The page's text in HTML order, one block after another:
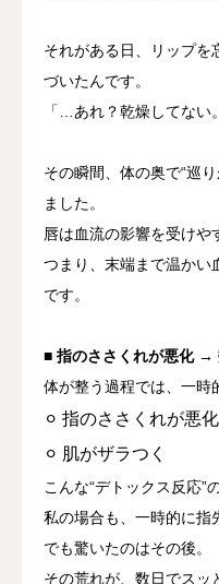
それがある日、
リップを
づいたんです。
「…あれ？乾燥してない
その瞬間、体の奥で“巡
ました。
唇は血流の影響を受けや
つまり、 末端まで温かい
です。
■ 指のささくれが悪化 →
体が整う過程では、一時
⚪︎ 指のささくれが悪
⚪︎ 肌がザラつく
こんな“デトックス反応”
私の場合も、一時的に指
でも驚いたのはその後。
その荒れが、数日でスッ